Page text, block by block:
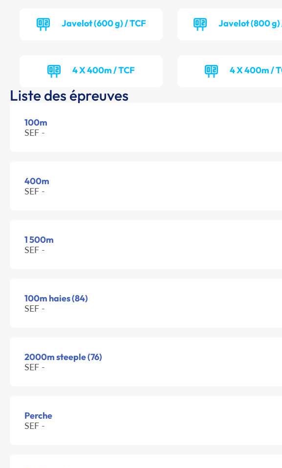
Javelot (600 g) / TCF Javelot (800 g)
4 X 400m / TCF 4 X 400m /
Liste des épreuves
100m
SEF -
400m
SEF -
1 500m
SEF -
100m haies (84)
SEF -
2000m steeple (76)
SEF -
Perche
SEF -